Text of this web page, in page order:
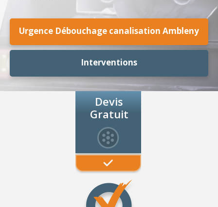
Urgence Débouchage canalisation Ambleny
Interventions
Devis
Gratuit